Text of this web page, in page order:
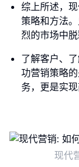
综上所述，
策略和方法
烈的市场中
了解客户、
功营销策略
务，更是实
现代